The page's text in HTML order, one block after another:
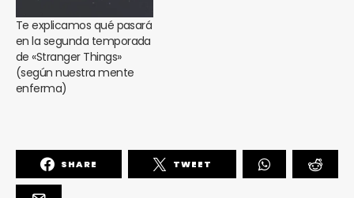
Te explicamos qué pasará
en la segunda temporada
de «Stranger Things»
(según nuestra mente
enferma)
SHARE TWEET